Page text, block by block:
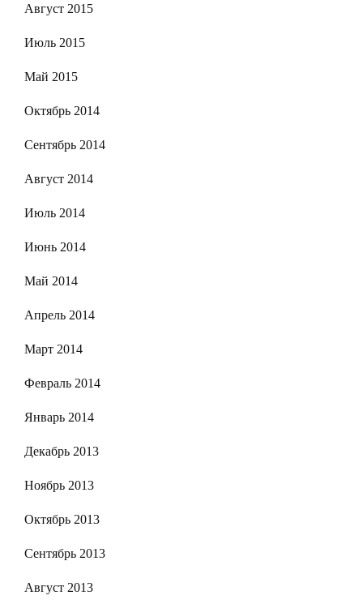
Август 2015
Июль 2015
Май 2015
Октябрь 2014
Сентябрь 2014
Август 2014
Июль 2014
Июнь 2014
Май 2014
Апрель 2014
Март 2014
Февраль 2014
Январь 2014
Декабрь 2013
Ноябрь 2013
Октябрь 2013
Сентябрь 2013
Август 2013